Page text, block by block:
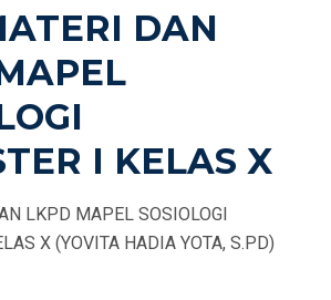
DAN
I KELAS X
LKPD MAPEL SOSIOLOGI
X (YOVITA HADIA YOTA, S.PD)